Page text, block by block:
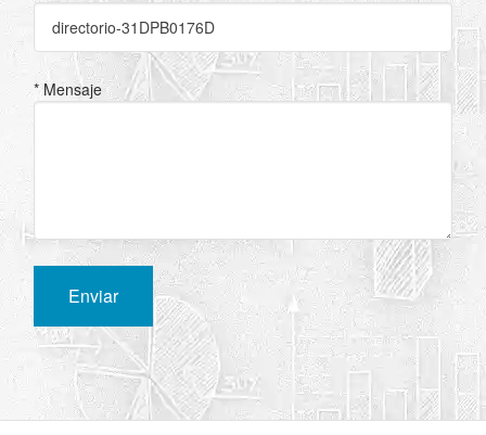
* Mensaje
Enviar